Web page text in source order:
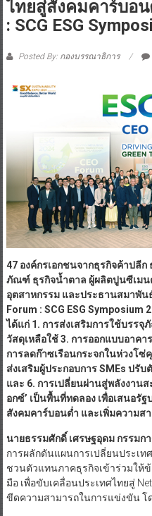
ไทยสู่สังคมคาร์บอน
: SCG ESG
Posted By: กองบรรณาธิการ
47 องค์กรเอกชนจากธุรกิจค้าปลีก
ภัณฑ์ ธุรกิจน้ำตาล ผู้ผลิตปูนซีเมน
อุตสาหกรรม และประธานสมาพัน
Forum : SCG ESG Symposium
ได้แก่ 1. การส่งเสริมการใช้บรรจุ
วัสดุเหลือใช้ 3. การออกแบบอาคา
การลดก๊าซเรือนกระจกในห่วงโ
ส่งเสริมผู้ประกอบการ SMEs ปรั
และ 6. การเปลี่ยนผ่านสู่พลังงานส
อกซ์’ เป็นพื้นที่ทดลอง เพื่อเสนอรัฐ
สังคมคาร์บอนต่ำ และเพิ่มความส
นายธรรมศักดิ์ เศรษฐอุดม กรรมก
การผลักดันแผนการเปลี่ยนประเ
ชวนตัวแทนภาคธุรกิจเข้าร่วมให้
มือ เพื่อขับเคลื่อนประเทศไทยสู่
ขีดความสามารถในการแข่งขัน โ